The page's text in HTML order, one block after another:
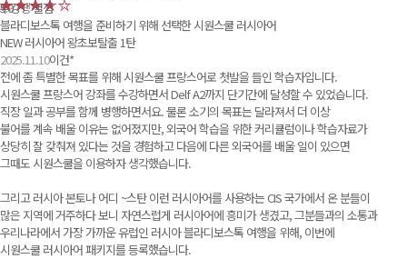
수강생 별점
5.0
블라디보스톡 여행을 준비하기 위해 선택한 시원스쿨 러시아어
NEW 러시아어 왕초보탈출 1탄
2025.11.10이건*
전에 좀 특별한 목표를 위해 시원스쿨 프랑스어로 첫발을 들인 학습자입니다.
시원스쿨 프랑스어 강좌를 수강하면서 Delf A2까지 단기간에 달성할 수 있었습니다.
직장 일과 공부를 함께 병행하면서요. 물론 소기의 목표는 달라져서 더 이상
불어를 계속 배울 이유는 없어졌지만, 외국어 학습을 위한 커리큘럼이나 학습자료가
상당히 잘 갖춰져 있다는 것을 경험하고 다음에 다른 외국어를 배울 일이 있으면
그때도 시원스쿨을 이용하자 생각했습니다.
그리고 러시아 본토나 어디 ~스탄 이런 러시아어를 사용하는 CIS 국가에서 온 분들이
많은 지역에 거주하다 보니 자연스럽게 러시아어에 흥미가 생겼고, 그분들과의 소통과
우리나라에서 가장 가까운 유럽인 러시아 블라디보스톡 여행을 위해, 이번에
시원스쿨 러시아어 패키지를 등록했습니다.